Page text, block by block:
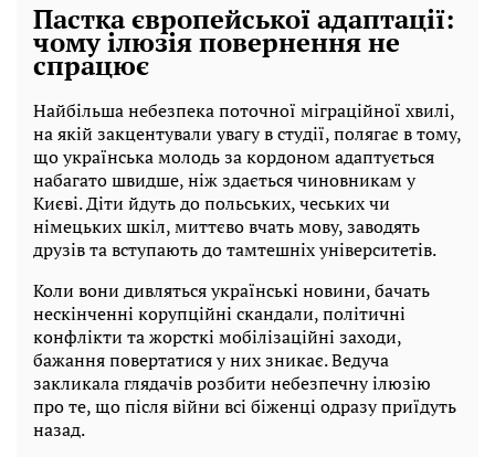
Пастка європейської адаптації:
чому ілюзія повернення не
спрацює
Найбільша небезпека поточної міграційної хвилі,
на якій закцентували увагу в студії, полягає в тому,
що українська молодь за кордоном адаптується
набагато швидше, ніж здається чиновникам у
Києві. Діти йдуть до польських, чеських чи
німецьких шкіл, миттєво вчать мову, заводять
друзів та вступають до тамтешніх університетів.
Коли вони дивляться українські новини, бачать
нескінченні корупційні скандали, політичні
конфлікти та жорсткі мобілізаційні заходи,
бажання повертатися у них зникає. Ведуча
закликала глядачів розбити небезпечну ілюзію
про те, що після війни всі біженці одразу приїдуть
назад.